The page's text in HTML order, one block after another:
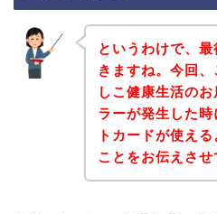
というわけで、
きますね。今回
しこ健康生活の
ラーが発生した
トカードが使え
ことをお伝えさせ